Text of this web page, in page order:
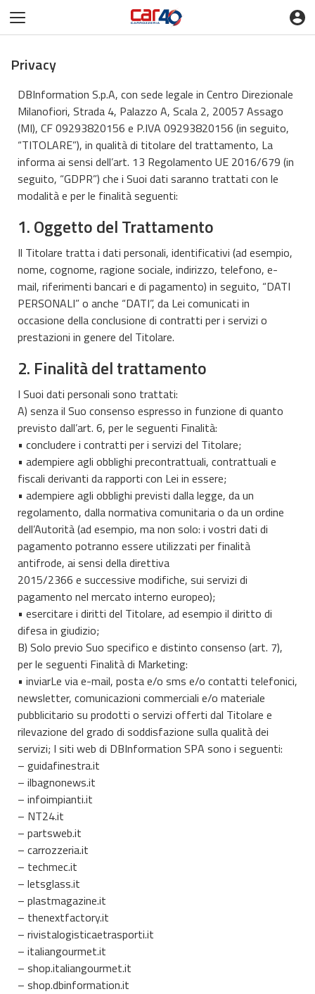
Privacy
DBInformation S.p.A, con sede legale in Centro Direzionale
Milanofiori, Strada 4, Palazzo A, Scala 2, 20057 Assago
(MI), CF 09293820156 e P.IVA 09293820156 (in seguito,
“TITOLARE”), in qualità di titolare del trattamento, La
informa ai sensi dell’art. 13 Regolamento UE 2016/679 (in
seguito, “GDPR”) che i Suoi dati saranno trattati con le
modalità e per le finalità seguenti:
1. Oggetto del Trattamento
Il Titolare tratta i dati personali, identificativi (ad esempio,
nome, cognome, ragione sociale, indirizzo, telefono, e-
mail, riferimenti bancari e di pagamento) in seguito, “DATI
PERSONALI” o anche “DATI”, da Lei comunicati in
occasione della conclusione di contratti per i servizi o
prestazioni in genere del Titolare.
2. Finalità del trattamento
I Suoi dati personali sono trattati:
A) senza il Suo consenso espresso in funzione di quanto
previsto dall’art. 6, per le seguenti Finalità:
• concludere i contratti per i servizi del Titolare;
• adempiere agli obblighi precontrattuali, contrattuali e
fiscali derivanti da rapporti con Lei in essere;
• adempiere agli obblighi previsti dalla legge, da un
regolamento, dalla normativa comunitaria o da un ordine
dell’Autorità (ad esempio, ma non solo: i vostri dati di
pagamento potranno essere utilizzati per finalità
antifrode, ai sensi della direttiva
2015/2366 e successive modifiche, sui servizi di
pagamento nel mercato interno europeo);
• esercitare i diritti del Titolare, ad esempio il diritto di
difesa in giudizio;
B) Solo previo Suo specifico e distinto consenso (art. 7),
per le seguenti Finalità di Marketing:
• inviarLe via e-mail, posta e/o sms e/o contatti telefonici,
newsletter, comunicazioni commerciali e/o materiale
pubblicitario su prodotti o servizi offerti dal Titolare e
rilevazione del grado di soddisfazione sulla qualità dei
servizi; I siti web di DBInformation SPA sono i seguenti:
– guidafinestra.it
– ilbagnonews.it
– infoimpianti.it
– NT24.it
– partsweb.it
– carrozzeria.it
– techmec.it
– letsglass.it
– plastmagazine.it
– thenextfactory.it
– rivistalogisticaetrasporti.it
– italiangourmet.it
– shop.italiangourmet.it
– shop.dbinformation.it